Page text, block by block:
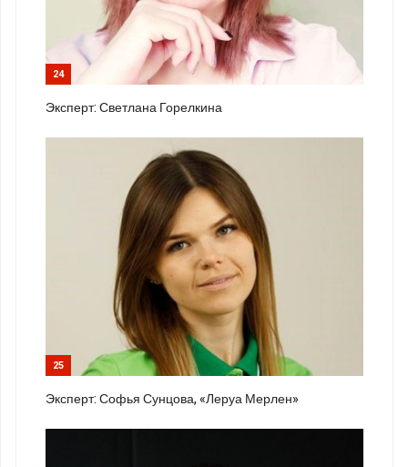
24
Эксперт: Светлана Горелкина
25
Эксперт: Софья Сунцова, «Леруа Мерлен»